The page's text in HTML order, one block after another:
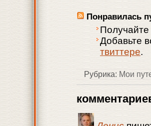
Понравилась
Добавьте
твиттере.
Рубрика: Мои